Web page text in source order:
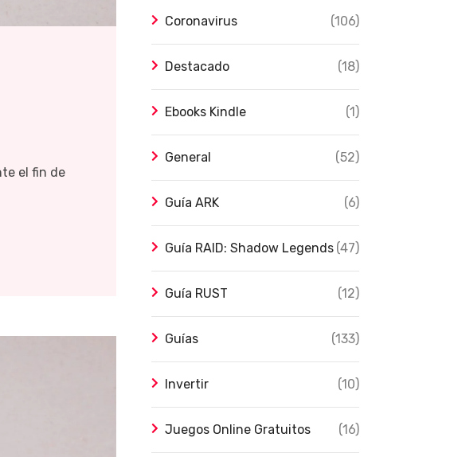
el fin de
Coronavirus (106)
Destacado (18)
Ebooks Kindle (1)
General (52)
Guía ARK (6)
Guía RAID: Shadow Legends (47)
Guía RUST (12)
Guías (133)
Invertir (10)
Juegos Online Gratuitos (16)